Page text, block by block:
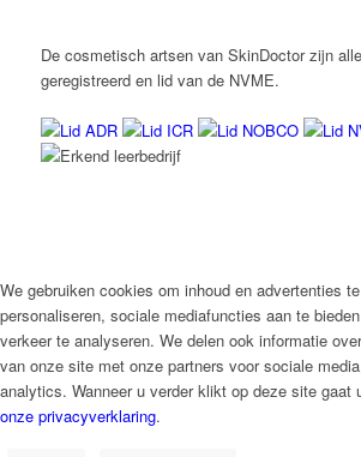
De cosmetisch artsen van SkinDoctor zijn
geregistreerd en lid van de NVME.
We gebruiken cookies om inhoud en advertenties te
personaliseren, sociale mediafuncties aan te
verkeer te analyseren. We delen ook informatie
van onze site met onze partners voor sociale
analytics. Wanneer u verder klikt op deze site gaat
onze privacyverklaring.